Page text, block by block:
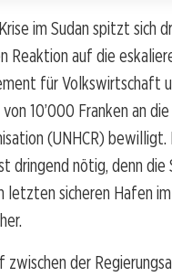
im Sudan spitzt sich
Reaktion auf die
für Volkswirtschaft
10’000 Franken an
(UNHCR) bewilligt.
dringend nötig, denn die
letzten sicheren Hafen
zwischen der